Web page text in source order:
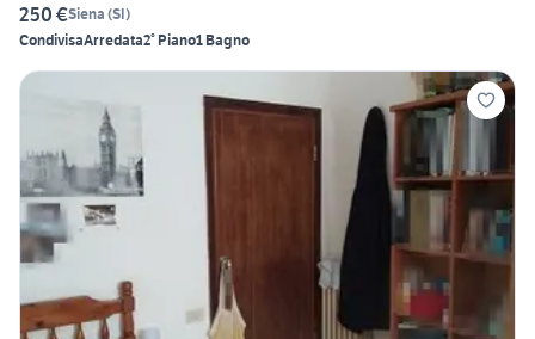
250 €Siena (SI)
CondivisaArredata2° Piano1 Bagno